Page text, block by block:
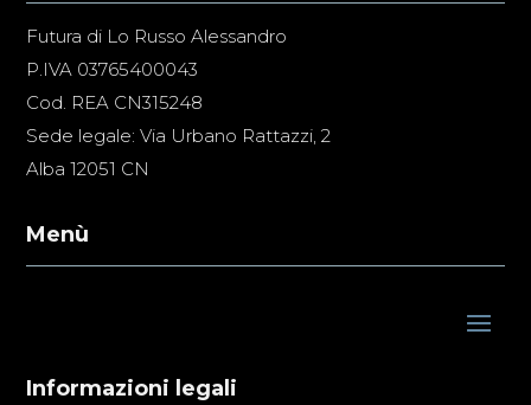
Futura di Lo Russo Alessandro
P.IVA 03765400043
Cod. REA CN315248
Sede legale: Via Urbano Rattazzi, 2
Alba 12051 CN
Menù
Informazioni legali